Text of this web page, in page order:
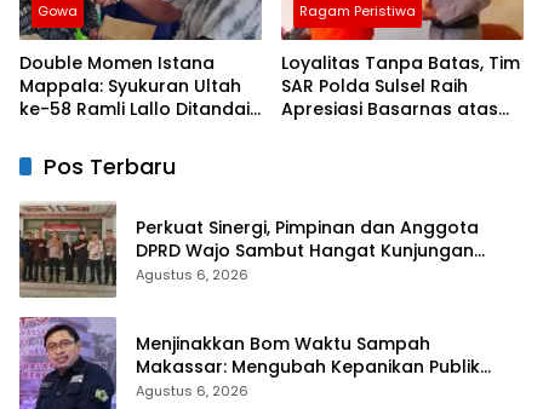
Gowa
Double Momen Istana
Mappala: Syukuran Ultah
ke-58 Ramli Lallo Ditandai
Ibadah
Ragam Peristiwa
Loyalitas Tanpa Batas, Tim
SAR Polda Sulsel Raih
Apresiasi Basarnas atas
Pos Terbaru
Perkuat Sinergi, Pimpinan dan Anggota
DPRD Wajo Sambut Hangat Kunjungan
Silaturahmi Kapolres Wajo yang Baru
Agustus 6, 2026
Menjinakkan Bom Waktu Sampah
Makassar: Mengubah Kepanikan Publik
Menjadi Revolusi Berbasis RT
Agustus 6, 2026